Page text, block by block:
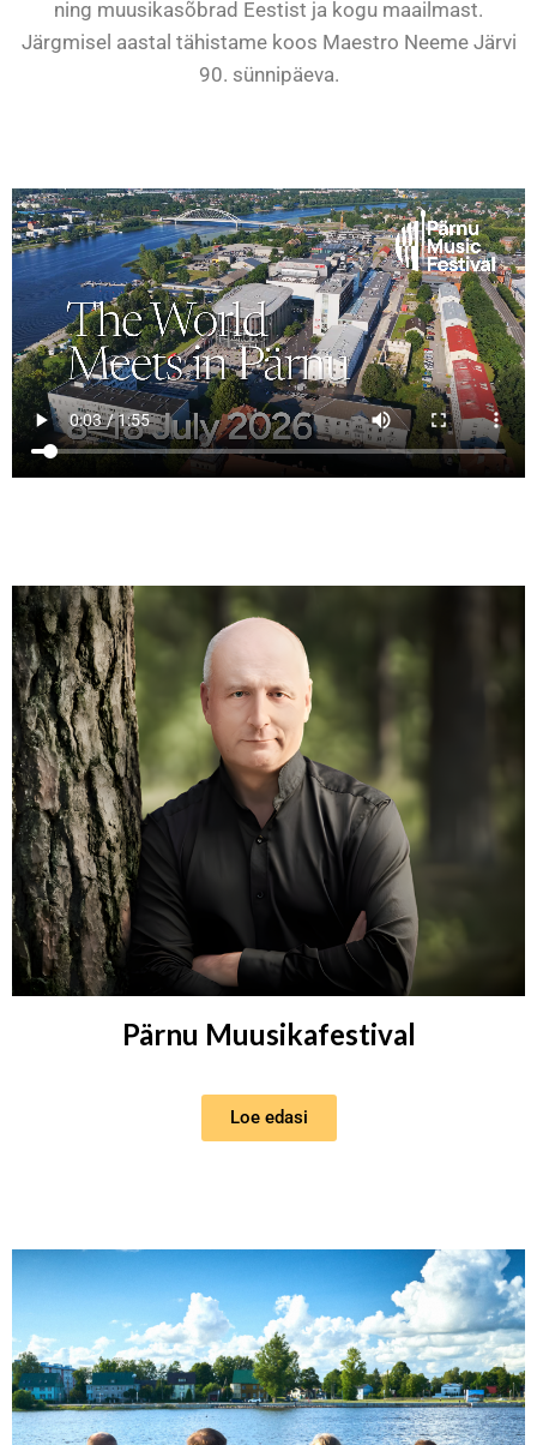
ning muusikasõbrad Eestist ja kogu maailmast.
Järgmisel aastal tähistame koos Maestro Neeme Järvi
90. sünnipäeva.
Pärnu Muusikafestival
Loe edasi